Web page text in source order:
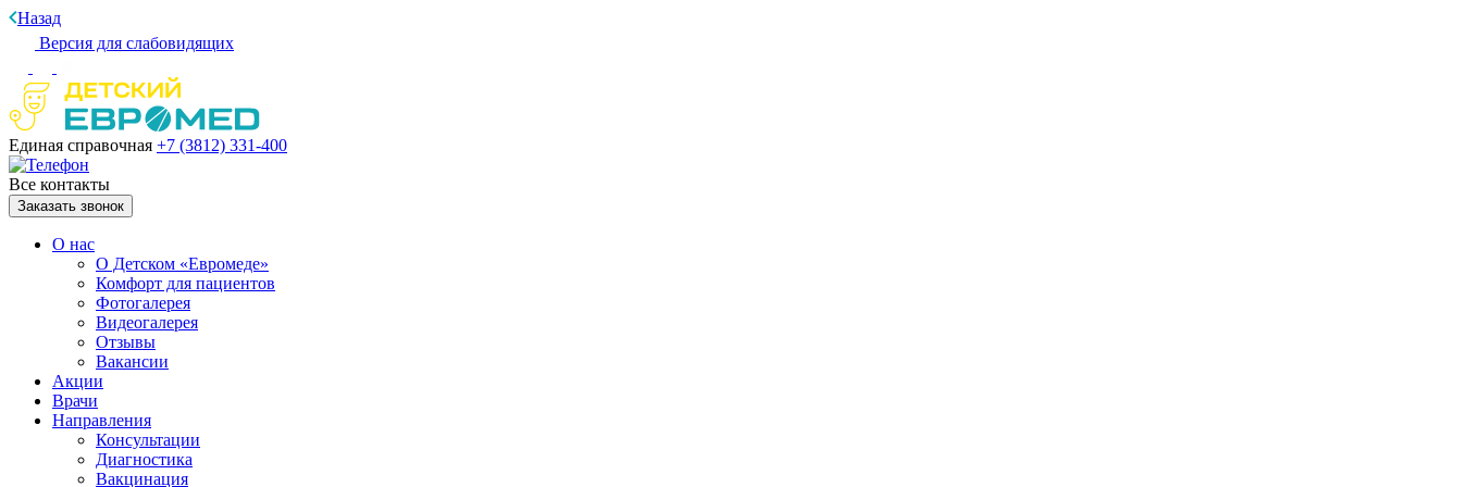
Назад
Версия для слабовидящих
Единая справочная +7 (3812) 331-400
Все контакты
Заказать звонок
О нас
О Детском «Евромеде»
Комфорт для пациентов
Фотогалерея
Видеогалерея
Отзывы
Вакансии
Акции
Врачи
Направления
Консультации
Диагностика
Вакцинация